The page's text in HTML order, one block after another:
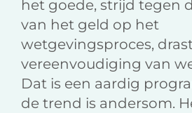
het goede, strijd tegen
van het geld op het
wetgevingsproces,
vereenvoudiging van
Dat is een aardig
de trend is andersom.